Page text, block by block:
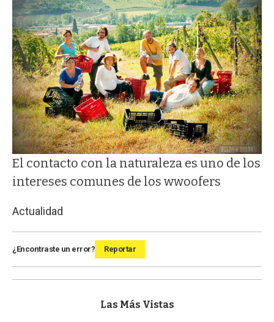
El contacto con la naturaleza es uno de los
intereses comunes de los wwoofers
Actualidad
¿Encontraste un error? Reportar
Las Más Vistas